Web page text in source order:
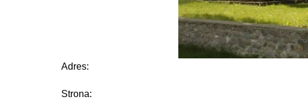
Adres:
Strona: